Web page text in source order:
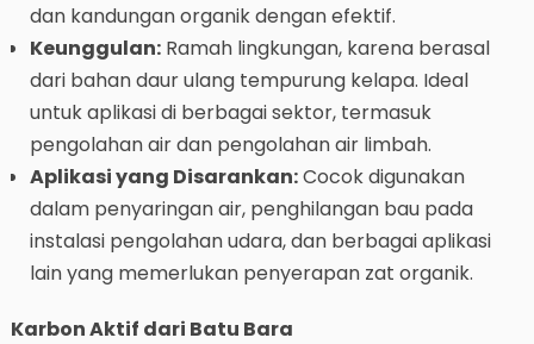
dan kandungan organik dengan efektif.
Keunggulan:Ramah lingkungan, karena berasal
dari bahan daur ulang tempurung kelapa. Ideal
untuk aplikasi di berbagai sektor, termasuk
pengolahan air dan pengolahan air limbah.
Aplikasi yang Disarankan:Cocok digunakan
dalam penyaringan air, penghilangan bau pada
instalasi pengolahan udara, dan berbagai aplikasi
lain yang memerlukan penyerapan zat organik.
Karbon Aktif dari Batu Bara